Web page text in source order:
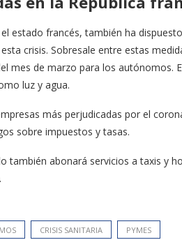
estado francés, también ha
crisis. Sobresale entre estas
mes de marzo para los autónomos.
luz y agua.
más perjudicadas por el
sobre impuestos y tasas.
también abonará servicios a taxis y
CRISIS SANITARIA PYMES